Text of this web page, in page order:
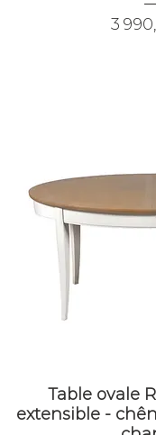
Prix
3
Table ovale
extensible -